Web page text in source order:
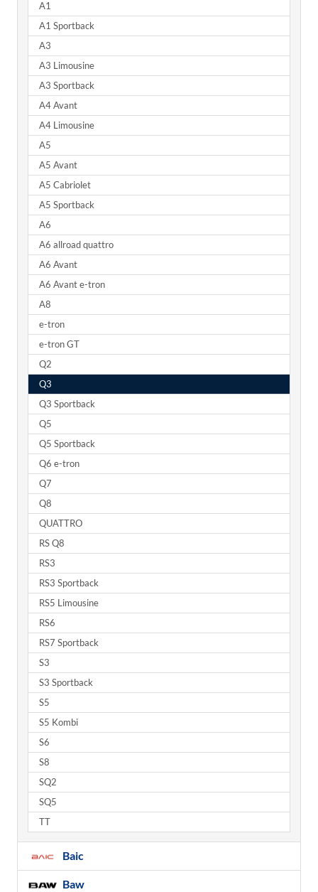
A1
A1 Sportback
A3
A3 Limousine
A3 Sportback
A4 Avant
A4 Limousine
A5
A5 Avant
A5 Cabriolet
A5 Sportback
A6
A6 allroad quattro
A6 Avant
A6 Avant e-tron
A8
e-tron
e-tron GT
Q2
Q3
Q3 Sportback
Q5
Q5 Sportback
Q6 e-tron
Q7
Q8
QUATTRO
RS Q8
RS3
RS3 Sportback
RS5 Limousine
RS6
RS7 Sportback
S3
S3 Sportback
S5
S5 Kombi
S6
S8
SQ2
SQ5
TT
Baic
Baw